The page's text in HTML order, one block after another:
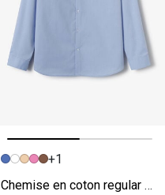
Image précédente
Image suivante
+1
Chemise en coton regular sans repassage